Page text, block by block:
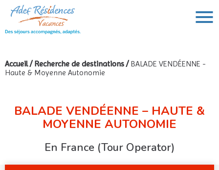
Accueil/Recherche de destinations /BALADE VENDÉENNE -
Haute & Moyenne Autonomie
BALADE VENDÉENNE – HAUTE &
MOYENNE AUTONOMIE
En France (Tour Operator)
VOUS AVEZ UN PROJET DE VOYAGE,